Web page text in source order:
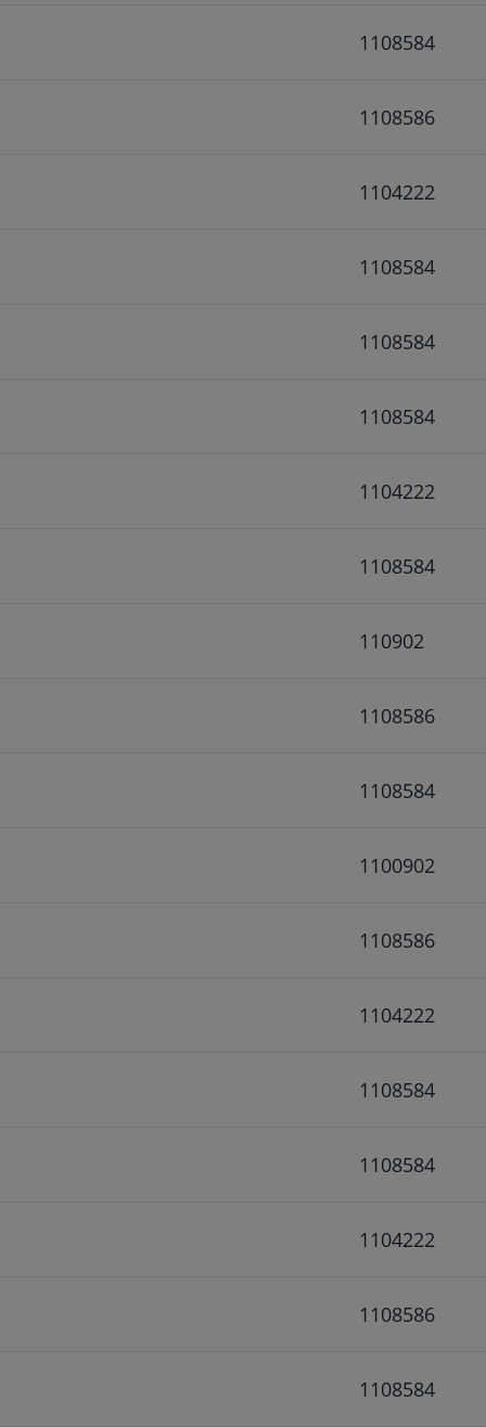
1108584
1108586
1104222
1108584
1108584
1108584
1104222
1108584
110902
1108586
1108584
1100902
1108586
1104222
1108584
1108584
1104222
1108586
1108584